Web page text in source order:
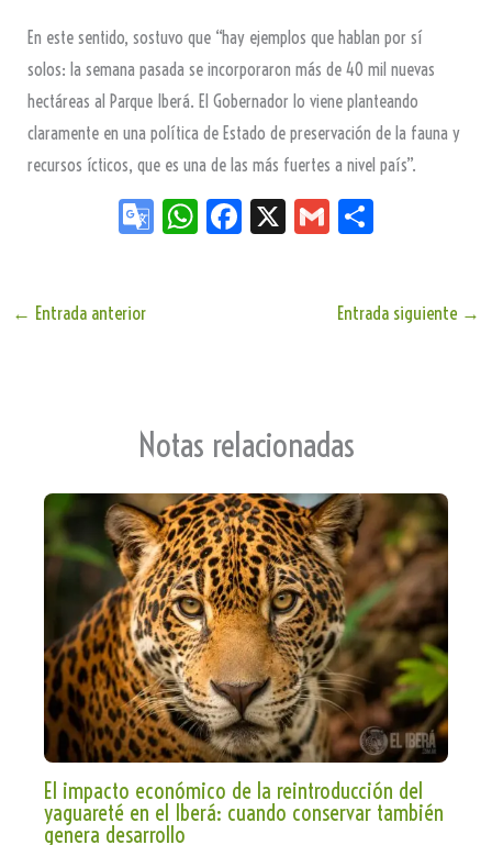
En este sentido, sostuvo que “hay ejemplos que hablan por sí
solos: la semana pasada se incorporaron más de 40 mil nuevas
hectáreas al Parque Iberá. El Gobernador lo viene planteando
claramente en una política de Estado de preservación de la fauna y
recursos ícticos, que es una de las más fuertes a nivel país”.
Go
te
W
Fa
X
G
← Entrada anterior Entrada siguiente →
Notas relacionadas
El impacto económico de la reintroducción del
yaguareté en el Iberá: cuando conservar también
genera desarrollo